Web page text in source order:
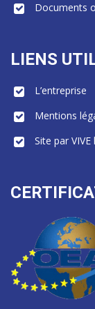
Documents
LIENS
L’entreprise
Mentions
Site par VIVE